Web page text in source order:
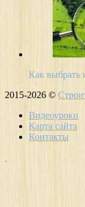
Как выбрать
2015-2026 ©
Видеоуроки
Карта сайта
Контакты